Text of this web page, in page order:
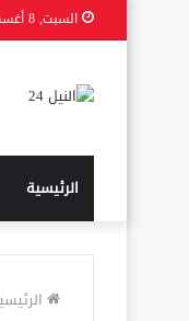
السبت, 8 أغسطس 2026 8:39 ص
الرئيسية